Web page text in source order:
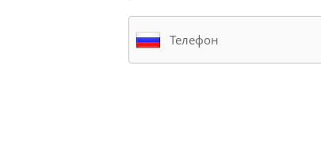
Телефон